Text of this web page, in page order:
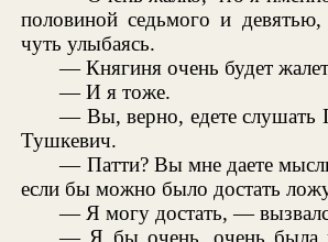
половиной седьмого и
чуть улыбаясь.
— Княгиня очень будет
— И я тоже.
— Вы, верно, едете слушать
Тушкевич.
— Патти? Вы мне даете
если бы можно было достать
— Я могу достать, —
— Я бы очень, очень была